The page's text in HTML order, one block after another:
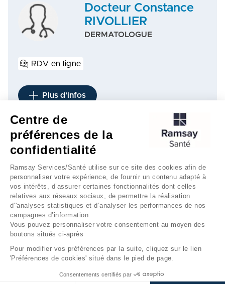
Docteur Constance
RIVOLLIER
DERMATOLOGUE
RDV en ligne
Plus d'infos
Données personnelles
Centre de
préférences de la
confidentialité
Ramsay Services/Santé utilise sur ce site des cookies afin de
personnaliser votre expérience, de fournir un contenu adapté à
vos intérêts, d’assurer certaines fonctionnalités dont celles
relatives aux réseaux sociaux, de permettre la réalisation
d’'analyses statistiques et d’analyser les performances de nos
campagnes d’information.
Vous pouvez personnaliser votre consentement au moyen des
boutons situés ci-après
Pour modifier vos préférences par la suite, cliquez sur le lien
'Préférences de cookies' situé dans le pied de page.
Consentements certifiés par